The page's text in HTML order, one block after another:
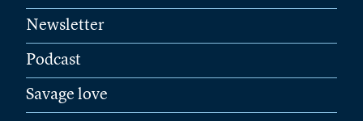
Newsletter
Podcast
Savage love